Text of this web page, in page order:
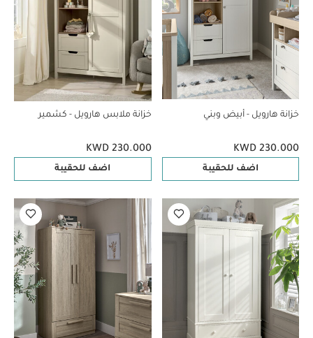
خزانة هارويل - أبيض وبني
KWD 230.000
اضف للحقيبة
خزانة ملابس هارويل - كشمير
KWD 230.000
اضف للحقيبة